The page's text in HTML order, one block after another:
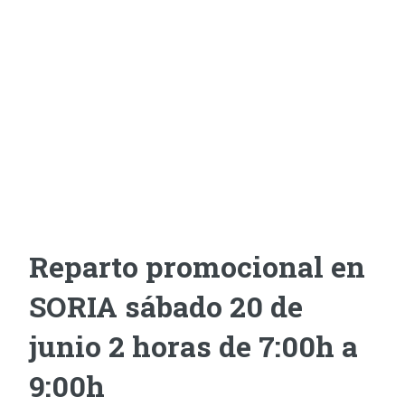
Reparto promocional en
SORIA sábado 20 de
junio 2 horas de 7:00h a
9:00h